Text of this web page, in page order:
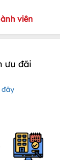
viên
ưu đãi